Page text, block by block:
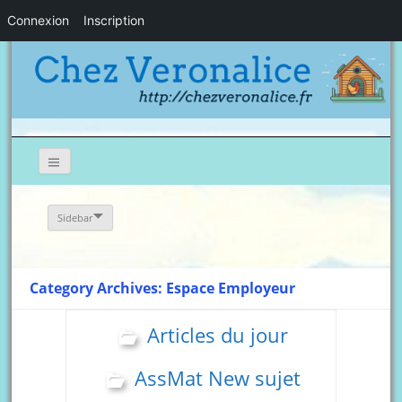
Sidebar
Category Archives: Espace Employeur
Articles du jour
AssMat New sujet
Connexion Inscription